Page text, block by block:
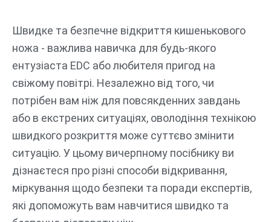
вмісту
Швидке та безпечне відкриття кишенькового
ножа - важлива навичка для будь-якого
ентузіаста EDC або любителя пригод на
свіжому повітрі. Незалежно від того, чи
потрібен вам ніж для повсякденних завдань
або в екстрених ситуаціях, оволодіння технікою
швидкого розкриття може суттєво змінити
ситуацію. У цьому вичерпному посібнику ви
дізнаєтеся про різні способи відкривання,
міркування щодо безпеки та поради експертів,
які допоможуть вам навчитися швидко та